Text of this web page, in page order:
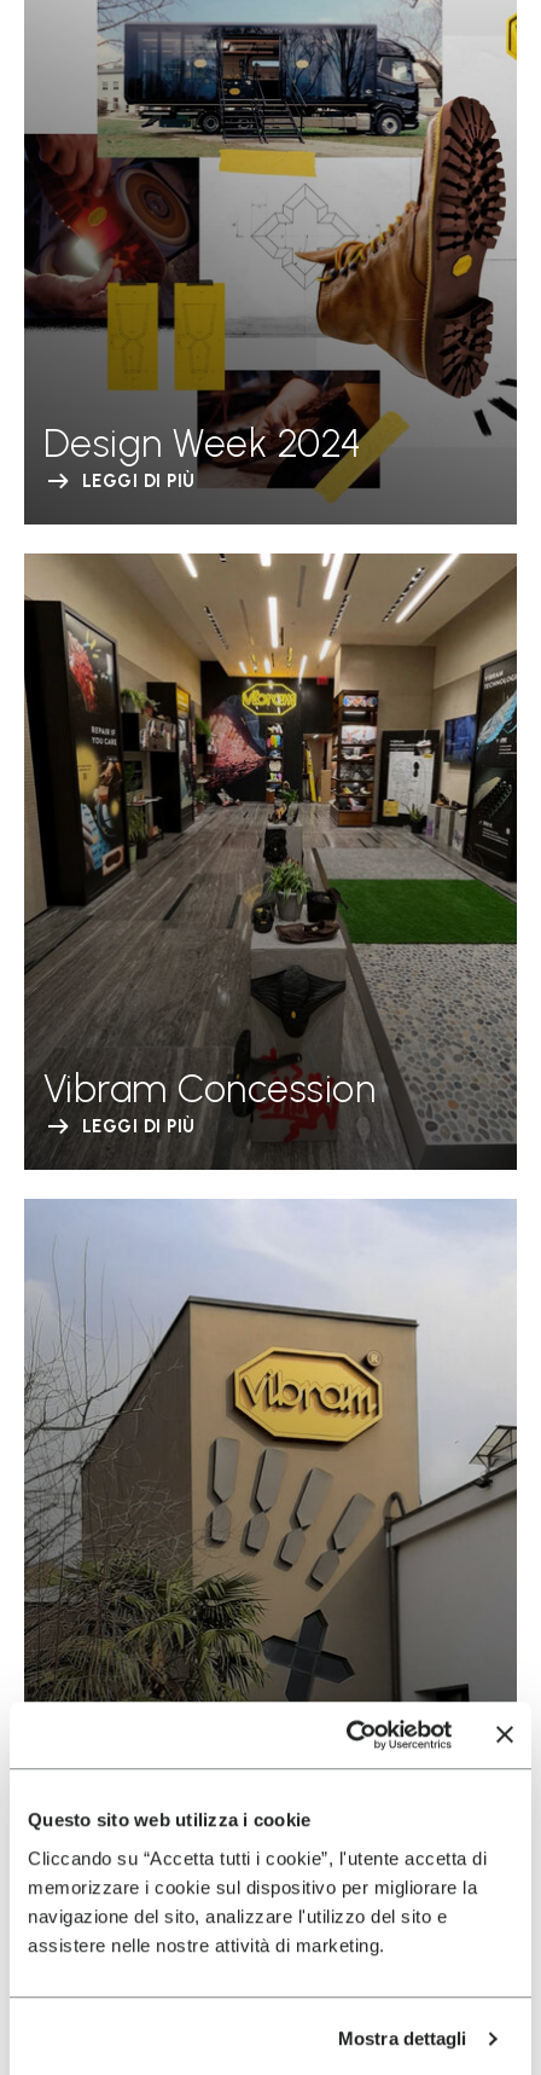
Questo sito web utilizza i cookie
Cliccando su “Accetta tutti i cookie”, l'utente accetta di
memorizzare i cookie sul dispositivo per migliorare la
navigazione del sito, analizzare l'utilizzo del sito e
assistere nelle nostre attività di marketing.
Mostra dettagli
Design Week 2024
LEGGI DI PIÙ
Vibram Concession
LEGGI DI PIÙ
LEGGI DI PIÙ